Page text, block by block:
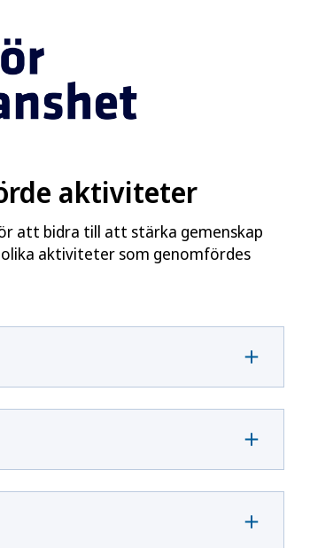
aktiviteter
att bidra till att stärka gemenskap
olika aktiviteter som genomfördes